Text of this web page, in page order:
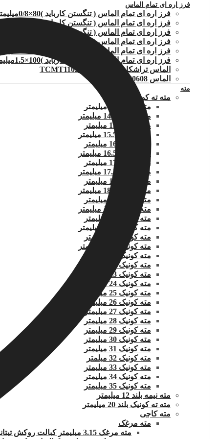
فرز اره ای تمام الماس
فرز اره ای تمام الماس ( تنگستن کارباید )80×0/8میلیمتر
فرز اره ای تمام الماس ( تنگستن کارباید )80×1 میلیمتر
فرز اره ای تمام الماس ( تنگستن کارباید )80×1.5 میلیمتر
فرز اره ای تمام الماس ( تنگستن کارباید )100×1 میلیمتر
فرز اره ای تمام الماس ( تنگستن کارباید )100×1.2میلیمتر
فرز اره ای تمام الماس ( تنگستن کارباید )100×1.5میلیمتر
الماس تراشکاری TCMT110204.WIDIA
الماس DNMG150608
مته
مته ته کونیک
مته کونیک 14 میلیمتر
مته کونیک 14.5 میلیمتر
مته کونیک 15 میلیمتر
مته کونیک 15.5 میلیمتر
مته کونیک 16.5 میلیمتر
مته کونیک 17 میلیمتر
مته کونیک 17.5 میلیمتر
مته کونیک 18 میلیمتر
مته کونیک 18.5 میلیمتر
مته کونیک 19 میلیمتر
مته کونیک 19.5 میلیمتر
مته کونیک 20 میلیمتر
مته کونیک 20.5 میلیمتر
مته کونیک 21 میلیمتر
مته کونیک 21.5 میلیمتر
مته کونیک 22 میلیمتر
مته کونیک 22.5 میلیمتر
مته کونیک 23 میلیمتر
مته کونیک 24 میلیمتر
مته کونیک 25 میلیمتر
مته کونیک 26 میلیمتر
مته کونیک 27 میلیمتر
مته کونیک 28 میلیمتر
مته کونیک 29 میلیمتر
مته کونیک 30 میلیمتر
مته کونیک 31 میلیمتر
مته کونیک 32 میلمتر
مته کونیک 33 میلیمتر
مته کونیک 34 میلیمتر
مته کونیک 35 میلیمتر
مته نیمه بلند 12 میلیمتر
مته ته کونیک بلند 20 میلیمتر
مته کاجی
مته مرغک
مته مرغک 3.15 میلیمتر کبالت روکش تیتانیوم